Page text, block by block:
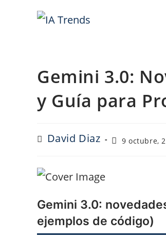
Gemini 3.0:
y Guía para
Autor
de
David Diaz
Última
9 octubre,
Gemini 3.0:
ejemplos de código)